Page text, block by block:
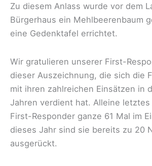
Einheit
Zu diesem Anlass wurde vor dem
Bürgerhaus ein Mehlbeerenbaum
eine Gedenktafel errichtet.
Wir gratulieren unserer First-
dieser Auszeichnung, die sich die
mit ihren zahlreichen Einsätzen in
Jahren verdient hat. Alleine letztes
First-Responder ganze 61 Mal im
dieses Jahr sind sie bereits zu 20
ausgerückt.